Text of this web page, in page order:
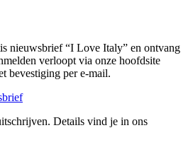
nieuwsbrief “I Love Italy” en ontvang
verloopt via onze hoofdsite
bevestiging per e-mail.
Details vind je in ons